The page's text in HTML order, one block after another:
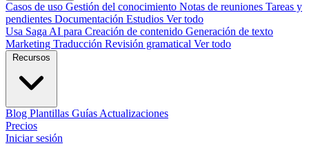
Casos de uso Gestión del conocimiento Notas de reuniones Tareas y
pendientes Documentación Estudios Ver todo
Usa Saga AI para Creación de contenido Generación de texto
Marketing Traducción Revisión gramatical Ver todo
Blog Plantillas Guías Actualizaciones
Precios
Iniciar sesión